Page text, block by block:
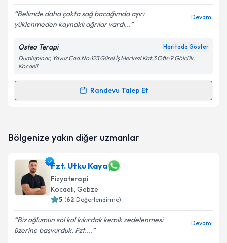
Belimde daha çokta sağ bacağımda aşırı
yüklenmeden kaynaklı ağrılar vardı...
Devamı
Osteo Terapi Haritada Göster
Dumlupınar, Yavuz Cad.No:123 Gürel İş Merkezi Kat:3 Ofis:9 Gölcük,
Kocaeli
Randevu Talep Et
Randevu Takvimi Talebi
oluşturun. Size bu uzmandan randevu almanız için bir
E-posta Adresiniz
Kişisel verilerimin işlenmesine ilişkinAydınlatma
Metni'ni okudum ve kişisel verilerimin belirtilen
Bölgenize yakın diğer uzmanlar
Fzt. Utku Kaya
Fizyoterapi
Kocaeli, Gebze
5 (62 Değerlendirme)
Biz oğlumun sol kol kıkırdak kemik zedelenmesi
üzerine başvurduk. Fzt....
Devamı